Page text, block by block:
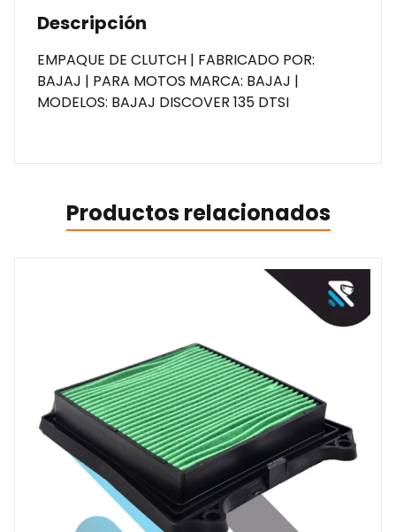
Descripción
EMPAQUE DE CLUTCH | FABRICADO POR:
BAJAJ | PARA MOTOS MARCA: BAJAJ |
MODELOS: BAJAJ DISCOVER 135 DTSI
Productos relacionados